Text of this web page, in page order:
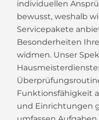
individuellen
bewusst, weshalb
Servicepakete
Besonderheiten
widmen. Unser
Funktionsfähigkeit
und Einrichtungen